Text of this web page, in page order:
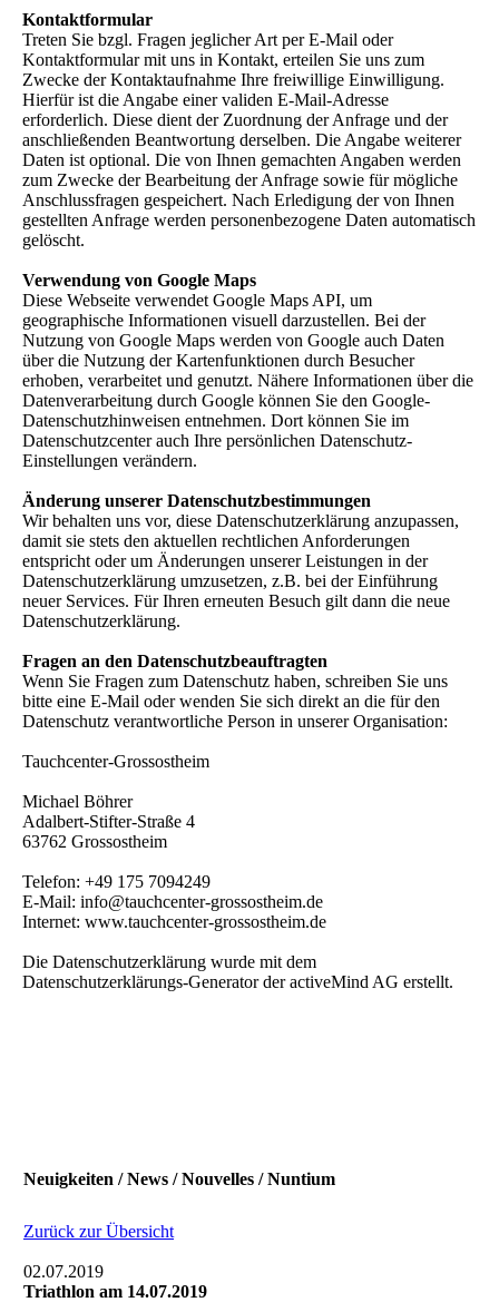
Kontaktformular
Treten Sie bzgl. Fragen jeglicher Art per E-Mail oder
Kontaktformular mit uns in Kontakt, erteilen Sie uns zum
Zwecke der Kontaktaufnahme Ihre freiwillige Einwilligung.
Hierfür ist die Angabe einer validen E-Mail-Adresse
erforderlich. Diese dient der Zuordnung der Anfrage und der
anschließenden Beantwortung derselben. Die Angabe weiterer
Daten ist optional. Die von Ihnen gemachten Angaben werden
zum Zwecke der Bearbeitung der Anfrage sowie für mögliche
Anschlussfragen gespeichert. Nach Erledigung der von Ihnen
gestellten Anfrage werden personenbezogene Daten automatisch
gelöscht.
Verwendung von Google Maps
Diese Webseite verwendet Google Maps API, um
geographische Informationen visuell darzustellen. Bei der
Nutzung von Google Maps werden von Google auch Daten
über die Nutzung der Kartenfunktionen durch Besucher
erhoben, verarbeitet und genutzt. Nähere Informationen über die
Datenverarbeitung durch Google können Sie den Google-
Datenschutzhinweisen entnehmen. Dort können Sie im
Datenschutzcenter auch Ihre persönlichen Datenschutz-
Einstellungen verändern.
Änderung unserer Datenschutzbestimmungen
Wir behalten uns vor, diese Datenschutzerklärung anzupassen,
damit sie stets den aktuellen rechtlichen Anforderungen
entspricht oder um Änderungen unserer Leistungen in der
Datenschutzerklärung umzusetzen, z.B. bei der Einführung
neuer Services. Für Ihren erneuten Besuch gilt dann die neue
Datenschutzerklärung.
Fragen an den Datenschutzbeauftragten
Wenn Sie Fragen zum Datenschutz haben, schreiben Sie uns
bitte eine E-Mail oder wenden Sie sich direkt an die für den
Datenschutz verantwortliche Person in unserer Organisation:
Tauchcenter-Grossostheim
Michael Böhrer
Adalbert-Stifter-Straße 4
63762 Grossostheim
Telefon: +49 175 7094249
E-Mail: info@tauchcenter-grossostheim.de
Internet: www.tauchcenter-grossostheim.de
Die Datenschutzerklärung wurde mit dem
Datenschutzerklärungs-Generator der activeMind AG erstellt.
Neuigkeiten / News / Nouvelles / Nuntium
Zurück zur Übersicht
02.07.2019
Triathlon am 14.07.2019